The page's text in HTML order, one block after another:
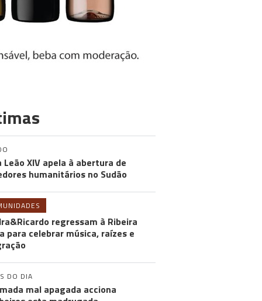
Leão XIV apela à abertura de
humanitários no Sudão
regressam à Ribeira
para celebrar música, raízes e
DO DIA
mal apagada acciona